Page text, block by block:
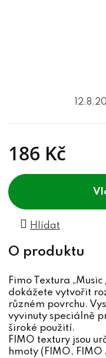
186 Kč
Hlídat
Fimo Textura
dokážete vytvořit
různém povrchu.
vyvinuty speciálně
široké použití.
FIMO textury jsou
hmoty (FIMO,